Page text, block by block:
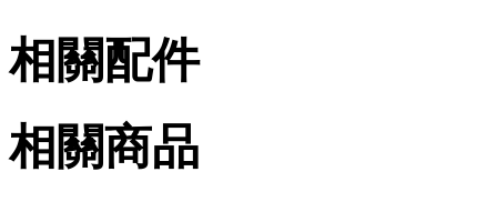
相關配件
相關商品